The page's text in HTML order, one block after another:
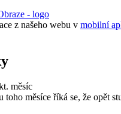
z našeho webu v mobilní
měsíc
toho měsíce říká se, že opět